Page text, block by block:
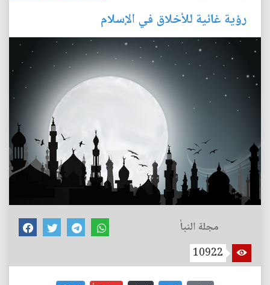
رؤية غائية للأخلاق في الإسلام
مجلة النبأ
10922